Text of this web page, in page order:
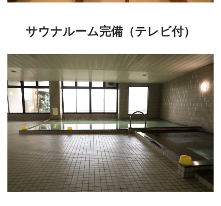
サウナルーム完備（テレビ付）